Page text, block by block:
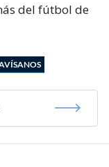
del fútbol de